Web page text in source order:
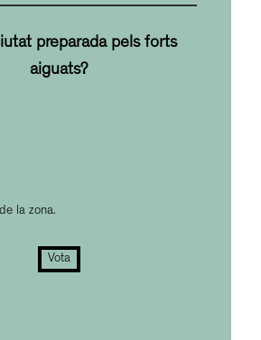
preparada pels forts
aiguats?
la zona.
Vota